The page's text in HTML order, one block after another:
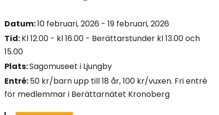
d
n
n
Datum:10 februari, 2026 - 19 februari, 2026
Tid:Kl 12.00 - kl 16.00 - Berättarstunder kl 13.00 och
15.00
Plats:Sagomuseet i Ljungby
Entré:50 kr/barn upp till 18 år, 100 kr/vuxen. Fri entré
för medlemmar i Berättarnätet Kronoberg